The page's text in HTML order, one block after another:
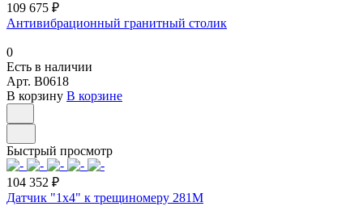
109 675 ₽
Антивибрационный гранитный столик
0
Есть в наличии
Арт. B0618
В корзину В корзине
Быстрый просмотр
104 352 ₽
Датчик "1х4" к трещиномеру 281М